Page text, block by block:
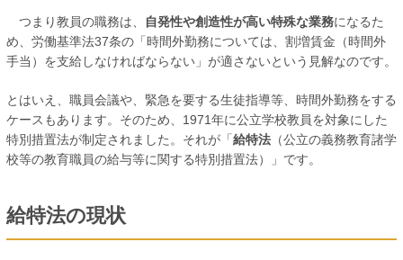
つまり教員の職務は、 自発性や創造性が高い特殊な業務になるた
め、労働基準法37条の「時間外勤務については、割増賃金（時間外
手当）を支給しなければならない」が適さないという見解なのです。
とはいえ、職員会議や、緊急を要する生徒指導等、時間外勤務をする
ケースもあります。そのため、1971年に公立学校教員を対象にした
特別措置法が制定されました。それが「 給特法 （公立の義務教育諸学
校等の教育職員の給与等に関する特別措置法）」です。
給特法の現状